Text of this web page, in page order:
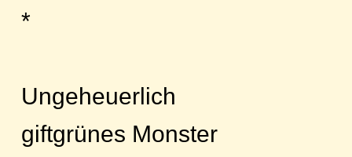
*
Ungeheuerlich
giftgrünes Monster